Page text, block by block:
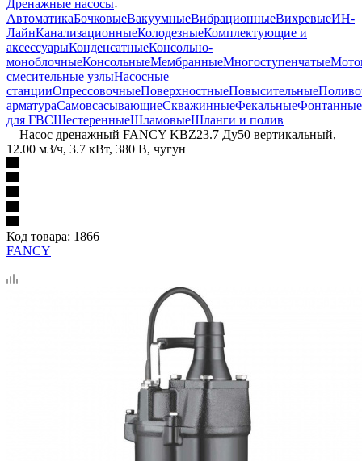
Дренажные насосы
АвтоматикаБочковыеВакуумныеВибрационныеВихревыеИН-
ЛайнКанализационныеКолодезныеКомплектующие и
аксессуарыКонденсатныеКонсольно-
моноблочныеКонсольныеМембранныеМногоступенчатые
смесительные узлыНасосные
станцииОпрессовочныеПоверхностныеПовысительные
арматураСамовсасывающиеСкважинныеФекальныеФонтанные
для ГВСШестеренныеШламовыеШланги и полив
—Насос дренажный FANCY KBZ23.7 Ду50 вертикальный,
12.00 м3/ч, 3.7 кВт, 380 В, чугун
Код товара: 1866
FANCY